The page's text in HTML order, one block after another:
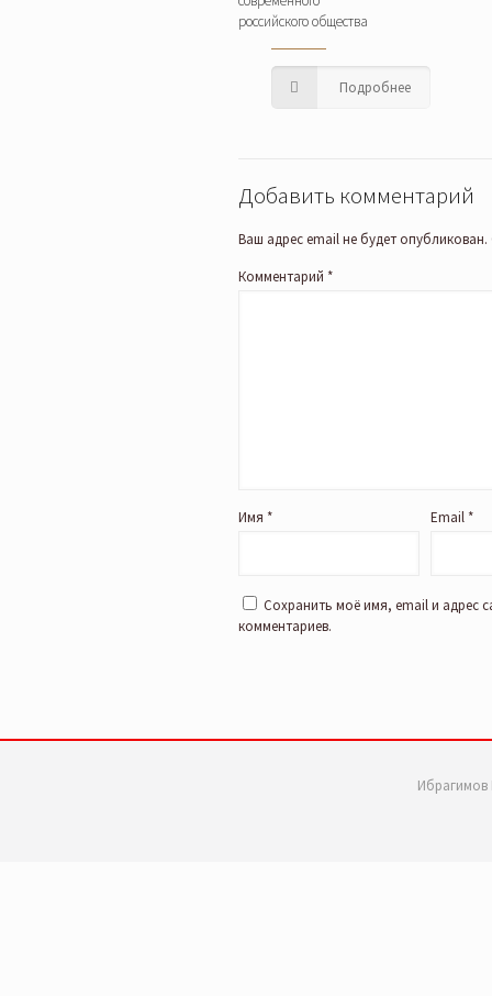
российского общества
Подробнее
Добавить комментарий
Ваш адрес email не будет опубликован.
Комментарий *
Имя * Email *
Сохранить моё имя, email и адрес
комментариев.
Ибрагимов